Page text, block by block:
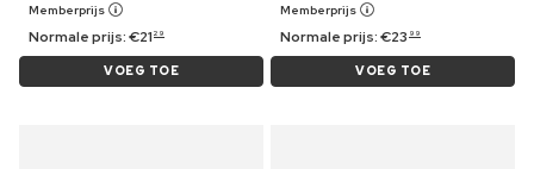
Memberprijs
Normale prijs:€21 29
VOEG TOE
Memberprijs
Normale prijs:€23 99
VOEG TOE